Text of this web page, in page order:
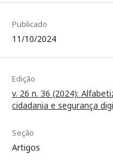
Publicado
11/10/2024
Edição
v. 26 n. 36 (2024):
cidadania e segurança
Seção
Artigos